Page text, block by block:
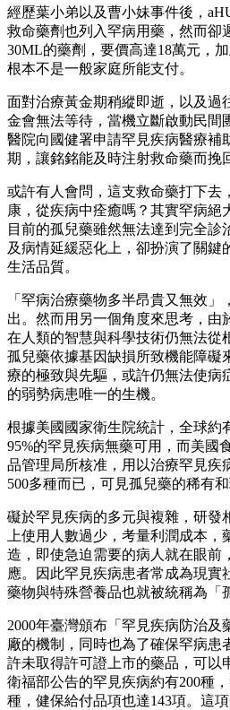
經歷葉小弟以及曹小妹事件後，
救命藥劑也列入罕病用藥，然而卻
30ML的藥劑，要價高達18萬元，
根本不是一般家庭所能支付。
面對治療黃金期稍縱即逝，以及過
金會無法等待，當機立斷啟動民間
醫院向國健署申請罕見疾病醫療補
期，讓銘銘能及時注射救命藥而挽
或許有人會問，這支救命藥打下去
康，從疾病中痊癒嗎？其實罕病絕
目前的孤兒藥雖然無法達到完全診
及病情延緩惡化上，卻扮演了關鍵
生活品質。
「罕病治療藥物多半昂貴又無效
出。然而用另一個角度來思考，由
在人類的智慧與科學技術仍無法從
孤兒藥依據基因缺損所致機能障礙
療的極致與先驅，或許仍無法使病
的弱勢病患唯一的生機。
根據美國國家衛生院統計，全球約
95%的罕見疾病無藥可用，而美國
品管理局所核准，用以治療罕見疾
500多種而已，可見孤兒藥的稀有和
礙於罕見疾病的多元與複雜，研發
上使用人數過少，考量利潤成本
造，即使急迫需要的病人就在眼前
應。因此罕見疾病患者常成為現實
藥物與特殊營養品也就被統稱為「
2000年臺灣頒布「罕見疾病防治
廠的機制，同時也為了確保罕病患
許未取得許可證上市的藥品，可以
衛福部公告的罕見疾病約有200種
種，健保給付品項也達143項。這